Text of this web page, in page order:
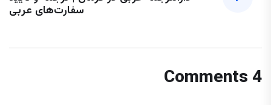
سفارت‌های عربی
4 Comments